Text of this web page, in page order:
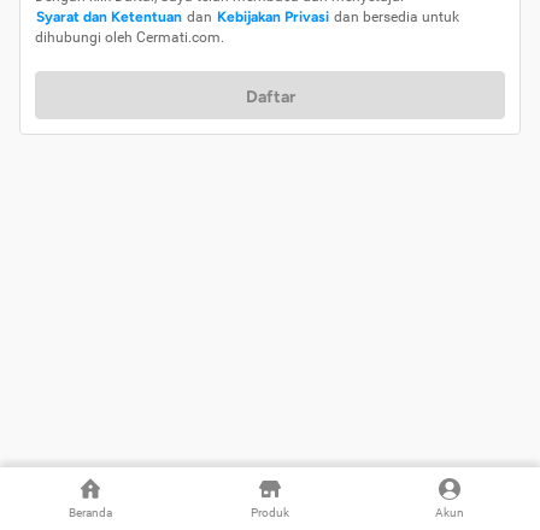
Beranda Produk Akun
Syarat dan Ketentuan dan Kebijakan Privasi dan bersedia untuk
dihubungi oleh Cermati.com.
Daftar